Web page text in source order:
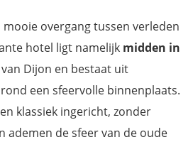
mooie overgang tussen verleden
hotel ligt namelijk midden in
van Dijon en bestaat uit
een sfeervolle binnenplaats.
klassiek ingericht, zonder
ademen de sfeer van de oude